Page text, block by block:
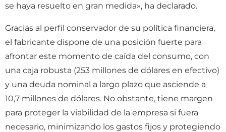
se haya resuelto en gran medida», ha declarado.
Gracias al perfil conservador de su política financiera,
el fabricante dispone de una posición fuerte para
afrontar este momento de caída del consumo, con
una caja robusta (253 millones de dólares en efectivo)
y una deuda nominal a largo plazo que asciende a
10,7 millones de dólares. No obstante, tiene margen
para proteger la viabilidad de la empresa si fuera
necesario, minimizando los gastos fijos y protegiendo